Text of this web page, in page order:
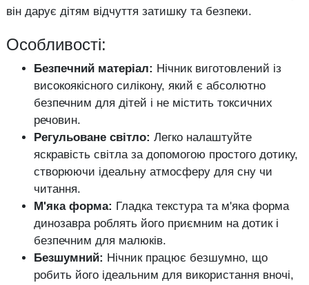
він дарує дітям відчуття затишку та безпеки.
Особливості:
Безпечний матеріал: Нічник виготовлений із
високоякісного силікону, який є абсолютно
безпечним для дітей і не містить токсичних
речовин.
Регульоване світло: Легко налаштуйте
яскравість світла за допомогою простого дотику,
створюючи ідеальну атмосферу для сну чи
читання.
М'яка форма: Гладка текстура та м'яка форма
динозавра роблять його приємним на дотик і
безпечним для малюків.
Безшумний: Нічник працює безшумно, що
робить його ідеальним для використання вночі,